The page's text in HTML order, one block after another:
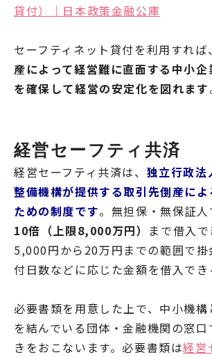
貸付）｜日本政策金融公庫
セーフティネット貸付を利用すれば、
産によって経営難に直面する中小
を確保して経営の安定化を図れます
経営セーフティ共済
経営セーフティ共済は、 独立行政法
整備機構が提供する取引先倒産によ
ための制度です。無担保・無保証人
10倍（上限8,000万円）
まで借入
5,000円から20万円までの範囲で掛
付日数などに応じた金額を借入でき
必要書類を用意した上で、中小機構
を結んでいる団体・金融機関の窓
きをおこないます。必要書類は経営